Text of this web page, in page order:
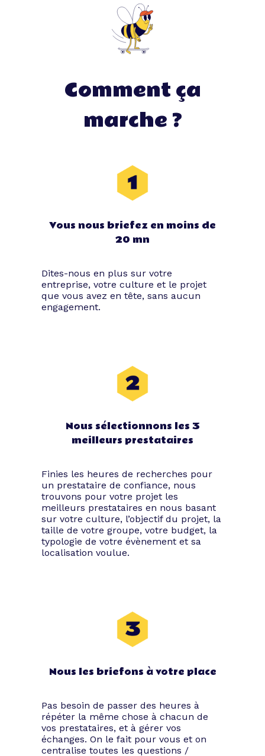
d’être communiqué de telle sorte que chaque
collaborateur en prenne connaissance de
Oubliez les mails à rallonge et
rencontre et le contact. Quelque chose nous
dit que les tenants et les aboutissants seront
tout de suite beaucoup plus simples à
Comment ça
marche ?
Vous nous briefez en moins de
20 mn
Dites-nous en plus sur votre
entreprise, votre culture et le projet
que vous avez en tête, sans aucun
engagement.
Nous sélectionnons les 3
meilleurs prestataires
Finies les heures de recherches pour
un prestataire de confiance, nous
trouvons pour votre projet les
meilleurs prestataires en nous basant
sur votre culture, l’objectif du projet, la
taille de votre groupe, votre budget, la
typologie de votre évènement et sa
localisation voulue.
Nous les briefons à votre place
Pas besoin de passer des heures à
répéter la même chose à chacun de
vos prestataires, et à gérer vos
échanges. On le fait pour vous et on
centralise toutes les questions /